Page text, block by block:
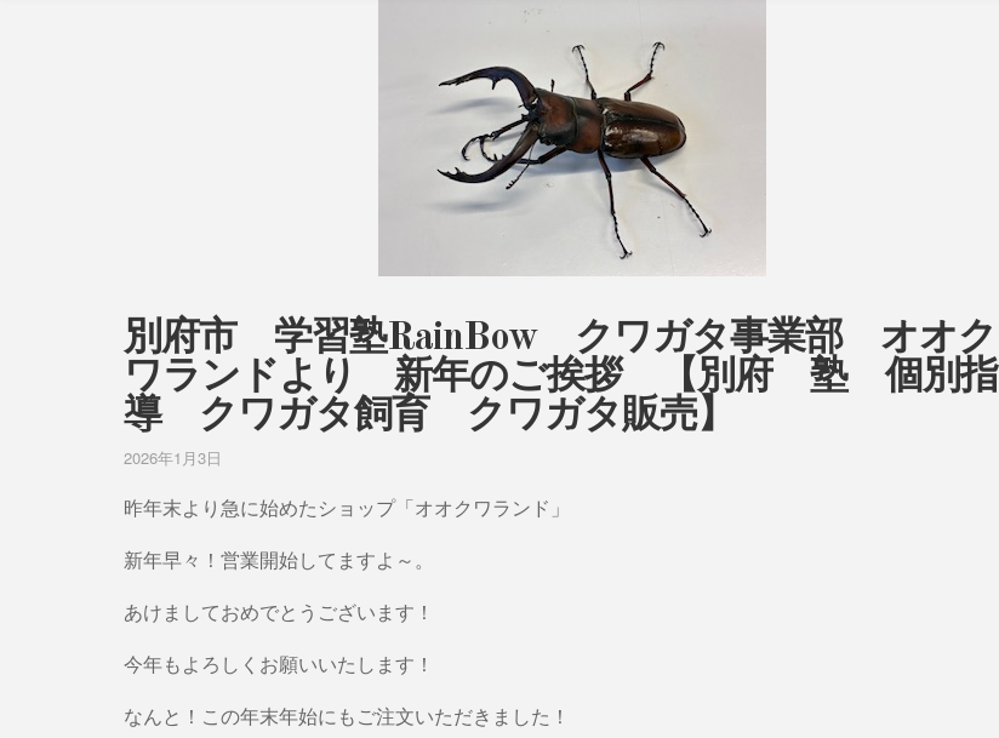
別府市 学習塾RainBow クワガタ事業部 オオク
ワランドより 新年のご挨拶 【別府 塾 個別指
導 クワガタ飼育 クワガタ販売】
2026年1月3日
昨年末より急に始めたショップ「オオクワランド」
新年早々！営業開始してますよ～。
あけましておめでとうございます！
今年もよろしくお願いいたします！
なんと！この年末年始にもご注文いただきました！